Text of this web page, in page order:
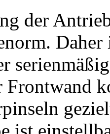
der
Frontwand